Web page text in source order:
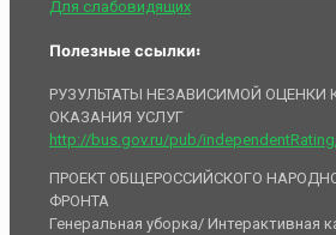
Для слабовидящих
Полезные ссылки:
РУЗУЛЬТАТЫ НЕЗАВИСИМОЙ ОЦЕНКИ
ОКАЗАНИЯ УСЛУГ
http://bus.gov.ru/pub/
ПРОЕКТ ОБЩЕРОССИЙСКОГО
ФРОНТА
Генеральная уборка/ Интерактивная